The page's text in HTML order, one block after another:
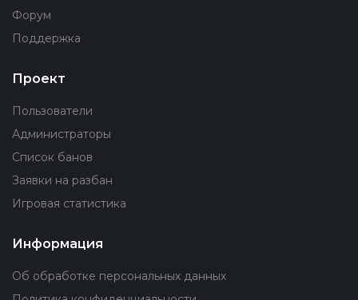
Форум
Поддержка
Проект
Пользователи
Администраторы
Список банов
Заявки на разбан
Игровая статистика
Информация
Об обработке персональных данных